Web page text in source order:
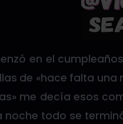
en el
de «hace falta
me decía esos
noche todo se